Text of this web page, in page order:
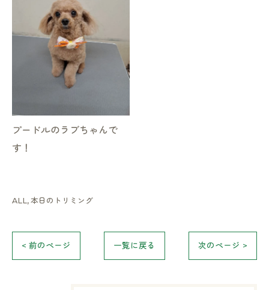
プードルのラブちゃんで
す！
ALL 本日のトリミング
< 前のページ 一覧に戻る 次のページ >